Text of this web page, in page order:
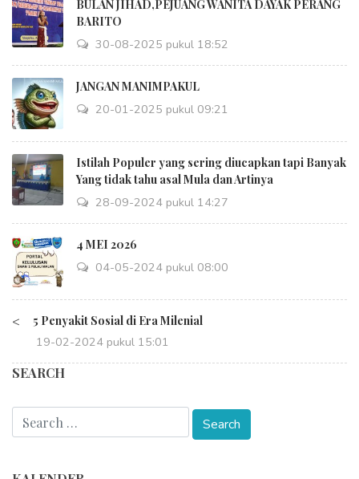
BULAN JIHAD,PEJUANG WANITA DAYAK PERANG
BARITO
30-08-2025 pukul 18:52
JANGAN MANIMPAKUL
20-01-2025 pukul 09:21
Istilah Populer yang sering diucapkan tapi Banyak
Yang tidak tahu asal Mula dan Artinya
28-09-2024 pukul 14:27
4 MEI 2026
04-05-2024 pukul 08:00
< 5 Penyakit Sosial di Era Milenial
19-02-2024 pukul 15:01
SEARCH